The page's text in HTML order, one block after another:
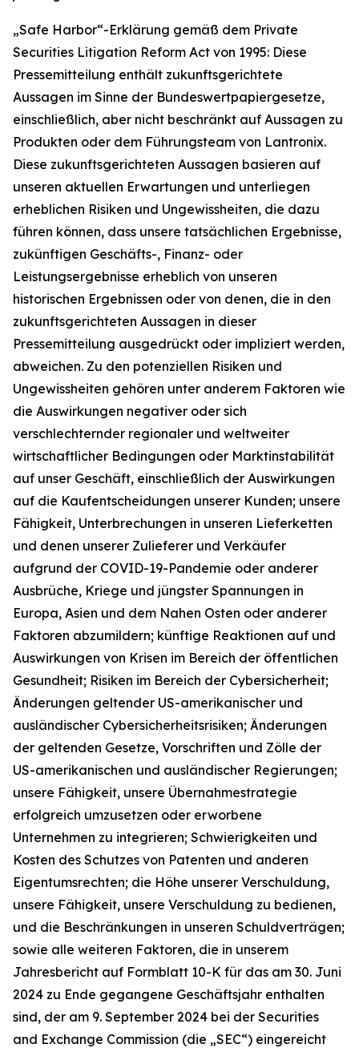
„Safe Harbor“-Erklärung gemäß dem Private
Securities Litigation Reform Act von 1995: Diese
Pressemitteilung enthält zukunftsgerichtete
Aussagen im Sinne der Bundeswertpapiergesetze,
einschließlich, aber nicht beschränkt auf Aussagen zu
Produkten oder dem Führungsteam von Lantronix.
Diese zukunftsgerichteten Aussagen basieren auf
unseren aktuellen Erwartungen und unterliegen
erheblichen Risiken und Ungewissheiten, die dazu
führen können, dass unsere tatsächlichen Ergebnisse,
zukünftigen Geschäfts-, Finanz- oder
Leistungsergebnisse erheblich von unseren
historischen Ergebnissen oder von denen, die in den
zukunftsgerichteten Aussagen in dieser
Pressemitteilung ausgedrückt oder impliziert werden,
abweichen. Zu den potenziellen Risiken und
Ungewissheiten gehören unter anderem Faktoren wie
die Auswirkungen negativer oder sich
verschlechternder regionaler und weltweiter
wirtschaftlicher Bedingungen oder Marktinstabilität
auf unser Geschäft, einschließlich der Auswirkungen
auf die Kaufentscheidungen unserer Kunden; unsere
Fähigkeit, Unterbrechungen in unseren Lieferketten
und denen unserer Zulieferer und Verkäufer
aufgrund der COVID-19-Pandemie oder anderer
Ausbrüche, Kriege und jüngster Spannungen in
Europa, Asien und dem Nahen Osten oder anderer
Faktoren abzumildern; künftige Reaktionen auf und
Auswirkungen von Krisen im Bereich der öffentlichen
Gesundheit; Risiken im Bereich der Cybersicherheit;
Änderungen geltender US-amerikanischer und
ausländischer Cybersicherheitsrisiken; Änderungen
der geltenden Gesetze, Vorschriften und Zölle der
US-amerikanischen und ausländischer Regierungen;
unsere Fähigkeit, unsere Übernahmestrategie
erfolgreich umzusetzen oder erworbene
Unternehmen zu integrieren; Schwierigkeiten und
Kosten des Schutzes von Patenten und anderen
Eigentumsrechten; die Höhe unserer Verschuldung,
unsere Fähigkeit, unsere Verschuldung zu bedienen,
und die Beschränkungen in unseren Schuldverträgen;
sowie alle weiteren Faktoren, die in unserem
Jahresbericht auf Formblatt 10-K für das am 30. Juni
2024 zu Ende gegangene Geschäftsjahr enthalten
sind, der am 9. September 2024 bei der Securities
and Exchange Commission (die „SEC“) eingereicht